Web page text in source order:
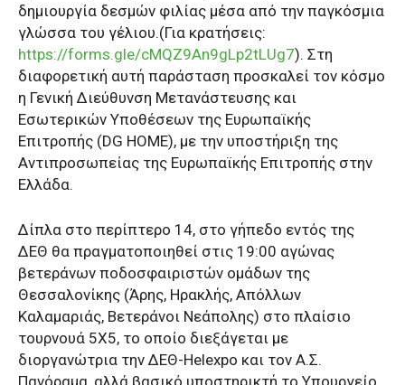
δημιουργία δεσμών φιλίας μέσα από την παγκόσμια
γλώσσα του γέλιου.(Για κρατήσεις:
https://forms.gle/cMQZ9An9gLp2tLUg7). Στη
διαφορετική αυτή παράσταση προσκαλεί τον κόσμο
η Γενική Διεύθυνση Μετανάστευσης και
Εσωτερικών Υποθέσεων της Ευρωπαϊκής
Επιτροπής (DG HOME), με την υποστήριξη της
Αντιπροσωπείας της Ευρωπαϊκής Επιτροπής στην
Ελλάδα.
Δίπλα στο περίπτερο 14, στο γήπεδο εντός της
ΔΕΘ θα πραγματοποιηθεί στις 19:00 αγώνας
βετεράνων ποδοσφαιριστών ομάδων της
Θεσσαλονίκης (Άρης, Ηρακλής, Απόλλων
Καλαμαριάς, Βετεράνοι Νεάπολης) στο πλαίσιο
τουρνουά 5Χ5, το οποίο διεξάγεται με
διοργανώτρια την ΔΕΘ-Helexpo και τον Α.Σ.